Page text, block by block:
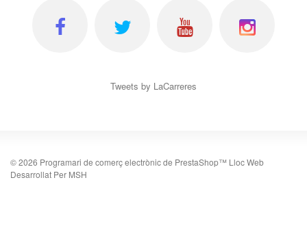
Tweets by LaCarreres
©2026 Programari de comerç electrònic de PrestaShop™ Lloc Web
Desarrollat Per MSH